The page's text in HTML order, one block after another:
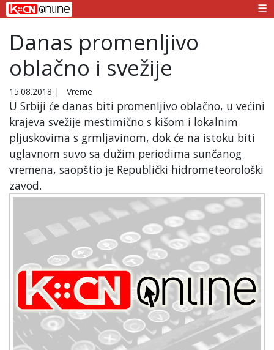
☰
Danas promenljivo
oblačno i svežije
15.08.2018 | Vreme
U Srbiji će danas biti promenljivo oblačno, u većini
krajeva svežije mestimično s kišom i lokalnim
pljuskovima s grmljavinom, dok će na istoku biti
uglavnom suvo sa dužim periodima sunčanog
vremena, saopštio je Republički hidrometeorološki
zavod.